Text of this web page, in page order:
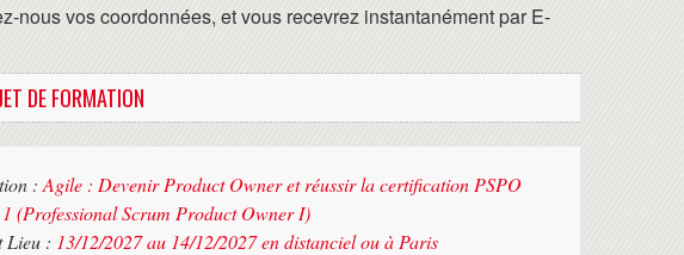
nous vos coordonnées, et vous recevrez instantanément par E-
DE FORMATION
: Agile : Devenir Product Owner et réussir la certification PSPO
(Professional Scrum Product Owner I)
Lieu : 13/12/2027 au 14/12/2027 en distanciel ou à Paris